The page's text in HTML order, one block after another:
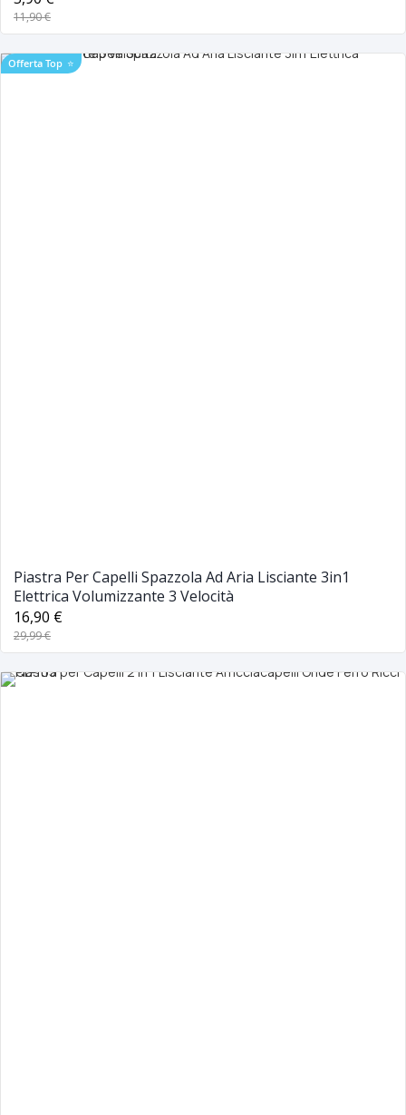
11,90 €
Offerta Top ⭐
Piastra Per Capelli Spazzola Ad Aria Lisciante 3in1
Elettrica Volumizzante 3 Velocità
16,90 €
29,99 €